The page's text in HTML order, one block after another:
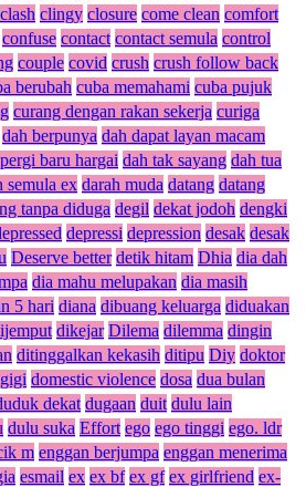
clash clingy closure come clean comfort
confuse contact contact semula control
couple covid crush crush follow back
berubah cuba memahami cuba pujuk
curang dengan rakan sekerja curiga
dah berpunya dah dapat layan macam
baru hargai dah tak sayang dah tua
semula ex darah muda datang datang
tanpa diduga degil dekat jodoh dengki
depressi depression desak desak
Deserve better detik hitam Dhia dia dah
dia mahu melupakan dia masih
5 hari diana dibuang keluarga diduakan
dikejar Dilema dilemma dingin
ditinggalkan kekasih ditipu Diy doktor
domestic violence dosa dua bulan
dekat dugaan duit dulu lain
dulu suka Effort ego ego tinggi ego. ldr
m enggan berjumpa enggan menerima
esmail ex ex bf ex gf ex girlfriend ex-